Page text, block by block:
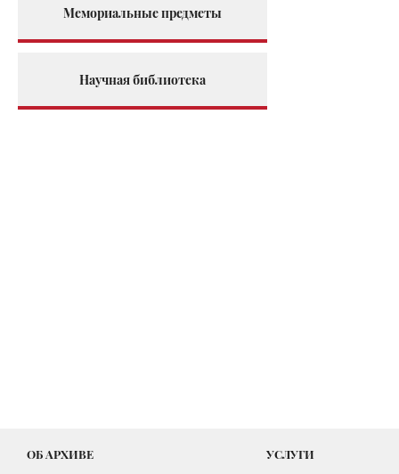
Мемориальные предметы
Научная библиотека
ОБ АРХИВЕ УСЛУГИ